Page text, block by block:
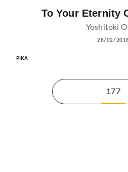
To Your Eternity
Yoshitoki
28/02/
PIKA
177